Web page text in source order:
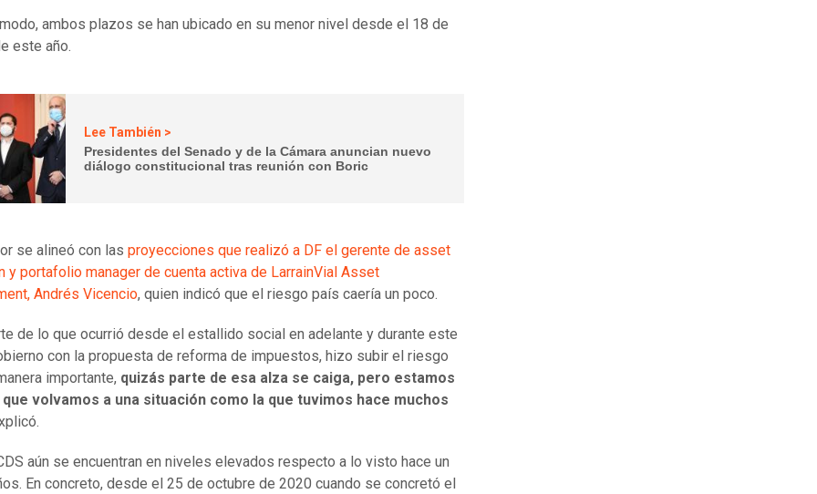
ambos plazos se han ubicado en su menor nivel desde el 18 de
este año.
Lee También >
Presidentes del Senado y de la Cámara anuncian nuevo
diálogo constitucional tras reunión con Boric
se alineó con las proyecciones que realizó a DF el gerente de asset
y portafolio manager de cuenta activa de LarrainVial Asset
Andrés Vicencio, quien indicó que el riesgo país caería un poco.
de lo que ocurrió desde el estallido social en adelante y durante este
con la propuesta de reforma de impuestos, hizo subir el riesgo
importante, quizás parte de esa alza se caiga, pero estamos
volvamos a una situación como la que tuvimos hace muchos
aún se encuentran en niveles elevados respecto a lo visto hace un
En concreto, desde el 25 de octubre de 2020 cuando se concretó el